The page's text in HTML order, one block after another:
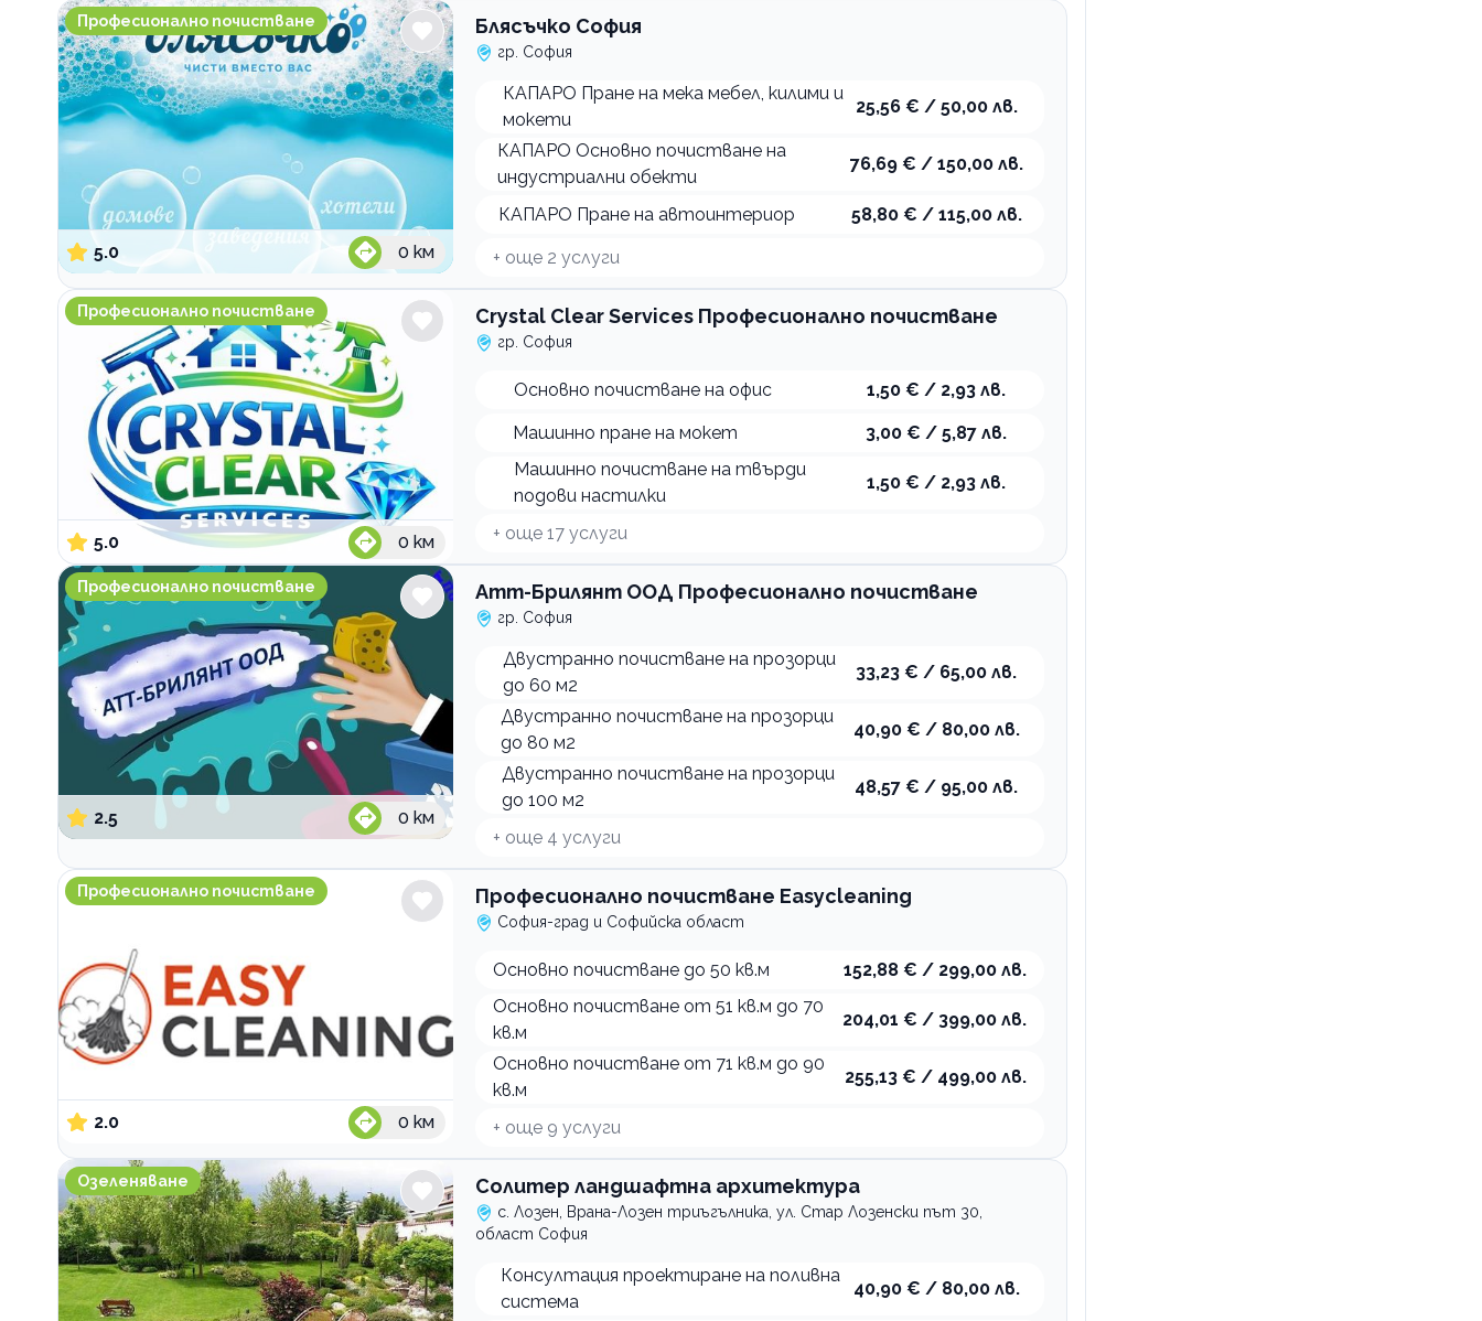
Блясъчко София
Професионално почистване
5.0 0 км
Блясъчко София
гр. София
КАПАРО Пране на мека мебел, килими и
мокети
25,56 € / 50,00 лв.
КАПАРО Основно почистване на
индустриални обекти
76,69 € / 150,00 лв.
КАПАРО Пране на автоинтериор 58,80 € / 115,00 лв.
+ още 2 услуги
Crystal Clear Services Професионално почистване
Професионално почистване
5.0 0 км
Crystal Clear Services Професионално почистване
гр. София
Основно почистване на офис 1,50 € / 2,93 лв.
Машинно пране на мокет
3,00 € / 5,87 лв.
Машинно почистване на твърди
подови настилки
1,50 € / 2,93 лв.
+ още 17 услуги
Атт-Брилянт ООД Професионално почистване
Професионално почистване
2.5 0 км
Атт-Брилянт ООД Професионално почистване
гр. София
Двустранно почистване на прозорци
до 60 м2
33,23 € / 65,00 лв.
Двустранно почистване на прозорци
до 80 м2
40,90 € / 80,00 лв.
Двустранно почистване на прозорци
до 100 м2
48,57 € / 95,00 лв.
+ още 4 услуги
Професионално почистване Easycleaning
Професионално почистване
2.0 0 км
Професионално почистване Easycleaning
София-град и Софийска област
Основно почистване до 50 кв.м
152,88 € / 299,00 лв.
Основно почистване от 51 кв.м до 70
кв.м
204,01 € / 399,00 лв.
Основно почистване от 71 кв.м до 90
кв.м
255,13 € / 499,00 лв.
+ още 9 услуги
Солитер ландшафтна архитектура
Озеленяване Солитер ландшафтна архитектура
с. Лозен, Врана-Лозен триъгълника, ул. Стар Лозенски път 30,
област София
Консултация проектиране на поливна
система
40,90 € / 80,00 лв.